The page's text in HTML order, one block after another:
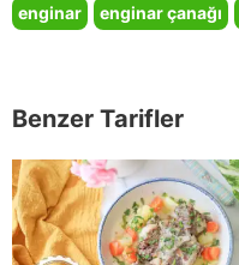
enginar enginar çanağı
Benzer Tarifler